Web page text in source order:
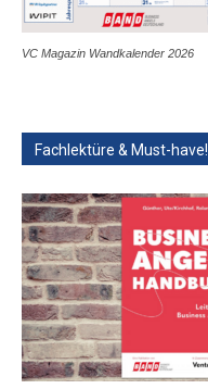
VC Magazin Wandkalender 2026
Fachlektüre & Must-have!